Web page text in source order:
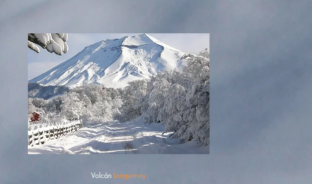
Volcán Lonquimay